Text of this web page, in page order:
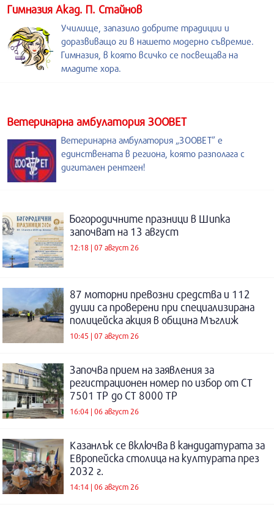
Гимназия Акад. П. Стайнов
Училище, запазило добрите традиции и
доразвиващо ги в нашето модерно съвремие.
Гимназия, в която всичко се посвещава на
младите хора.
Ветеринарна амбулатория ЗООВЕТ
Ветеринарна амбулатория „ЗООВЕТ” е
единствената в региона, която разполага с
дигитален рентген!
Богородичните празници в Шипка
започват на 13 август
12:18 | 07 август 26
87 моторни превозни средства и 112
души са проверени при специализирана
полицейска акция в община Мъглиж
10:45 | 07 август 26
Започва прием на заявления за
регистрационен номер по избор от СТ
7501 ТР до СТ 8000 ТР
16:04 | 06 август 26
Казанлък се включва в кандидатурата за
Европейска столица на културата през
2032 г.
14:14 | 06 август 26